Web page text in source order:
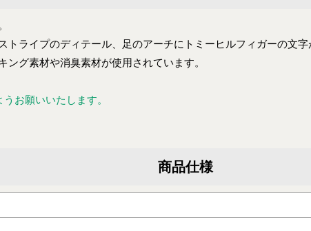
ライプのディテール、足のアーチにトミーヒルフィガーの文字
グ素材や消臭素材が使用されています。
お願いいたします。
商品仕様